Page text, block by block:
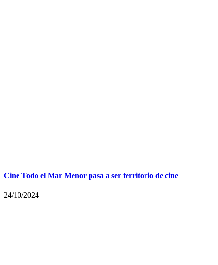
Cine Todo el Mar Menor pasa a ser territorio de cine
24/10/2024